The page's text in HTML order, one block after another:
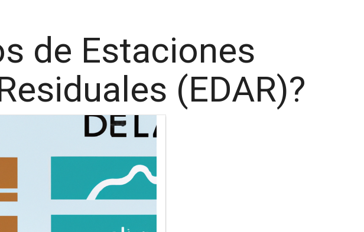
de Estaciones
(EDAR)?